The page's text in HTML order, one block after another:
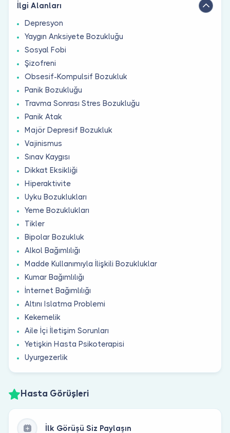
İlgi Alanları
Depresyon
Yaygın Anksiyete Bozukluğu
Sosyal Fobi
Şizofreni
Obsesif-Kompulsif Bozukluk
Panik Bozukluğu
Travma Sonrası Stres Bozukluğu
Panik Atak
Majör Depresif Bozukluk
Vajinismus
Sınav Kaygısı
Dikkat Eksikliği
Hiperaktivite
Uyku Bozuklukları
Yeme Bozuklukları
Tikler
Bipolar Bozukluk
Alkol Bağımlılığı
Madde Kullanımıyla İlişkili Bozukluklar
Kumar Bağımlılığı
İnternet Bağımlılığı
Altını Islatma Problemi
Kekemelik
Aile İçi İletişim Sorunları
Yetişkin Hasta Psikoterapisi
Uyurgezerlik
Hasta Görüşleri
İlk Görüşü Siz Paylaşın